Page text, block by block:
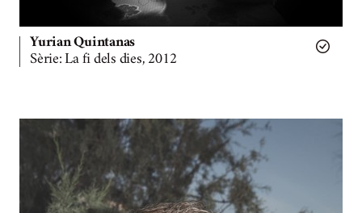
Yurian Quintanas
Sèrie: La fi dels dies, 2012